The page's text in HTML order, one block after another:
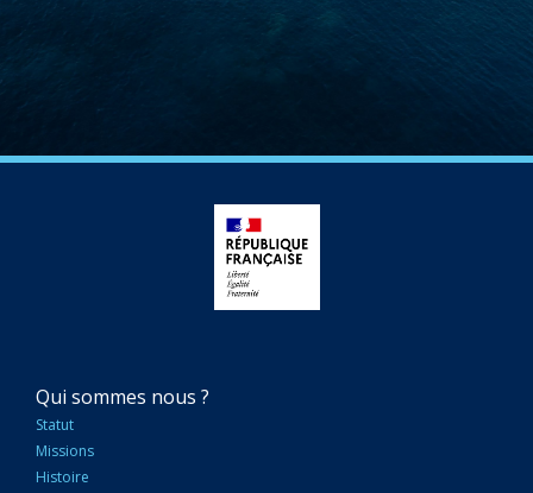
NAVIGATION
PRINCIPALE
Qui sommes nous ?
Statut
Missions
Histoire